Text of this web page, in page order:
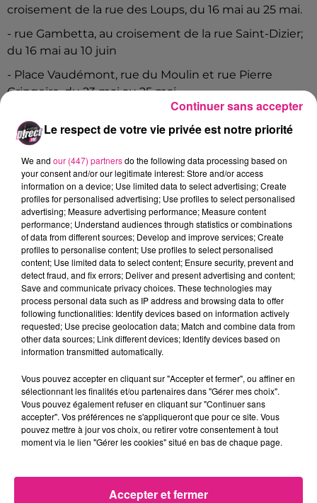
croisement de la rue des Loups, du 16 mai au 25 mai.
- rue Gambetta, au croisement de la rue Saint-Dizier;
du 16 mai au 10 juin
- Place Vaudémont, rue du Moulin et rue Pierre
Gringoire, du 23 mai au 25 mai
- rue Mgr Trouillet, du 30 mai au 7 juin
Desinterdictions de circulationdans les rues
concernées sont prévues à certaines dates. Les
informations sont disponiblessur le site de la ville de
Nancy.
Le respect de votre vie privée est notre priorité
We and our (447) partnersdo the following data processing based on
your consent and/or our legitimate interest: Store and/or access
information on a device; Use limited data to select advertising; Create
profiles for personalised advertising; Use profiles to select personalised
advertising; Measure advertising performance; Measure content
performance; Understand audiences through statistics or combinations
of data from different sources; Develop and improve services; Create
profiles to personalise content; Use profiles to select personalised
content; Use limited data to select content; Ensure security, prevent and
detect fraud, and fix errors; Deliver and present advertising and content;
Save and communicate privacy choices. These technologies may
process personal data such as IP address and browsing data to offer
following functionalities: Identify devices based on information actively
requested; Use precise geolocation data; Match and combine data from
other data sources; Link different devices; Identify devices based on
information transmitted automatically.
Vous pouvez accepter en cliquant sur "Accepter et fermer", ou affiner en
sélectionnant les finalités et/ou partenaires dans "Gérer mes choix".
Vous pouvez également refuser en cliquant sur "Continuer sans
accepter". Vos préférences ne s'appliqueront que pour ce site. Vous
pouvez mettre à jour vos choix, ou retirer votre consentement à tout
moment via le lien "Gérer les cookies" situé en bas de chaque page.
Accepter et fermer
Continuer sans accepter